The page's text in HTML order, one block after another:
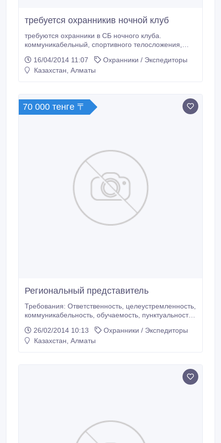
требуется охранникив ночной клуб
требуются охранники в СБ ночного клуба.
коммуникабельный, спортивного телосложения,
совершенное знание русского языка (пробитым,
алкоголикам, толстым- просьба не беспокоить).
16/04/2014 11:07
Охранники / Экспедиторы
Казахстан, Алматы
70 000 тенге 〒
Региональный представитель
Требования: Ответственность, целеустремленность,
коммуникабельность, обучаемость, пунктуальность,
знание ПК. Обязанности: - Планирование объемов
закупок, затрат и сроков закупок, осуществление и
26/02/2014 10:13
Охранники / Экспедиторы
Казахстан, Алматы